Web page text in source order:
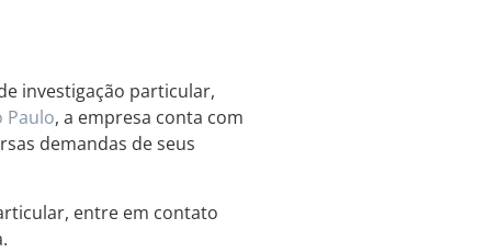
investigação particular,
Paulo, a empresa conta com
demandas de seus
entre em contato